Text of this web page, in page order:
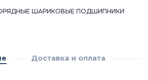
ШАРИКОВЫЕ ПОДШИПНИКИ
Доставка и оплата